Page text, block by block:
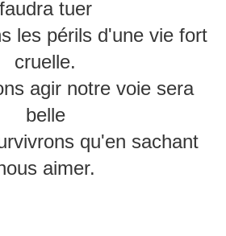
faudra tuer
les périls d'une vie fort
cruelle.
agir notre voie sera
belle
qu'en sachant
aimer.